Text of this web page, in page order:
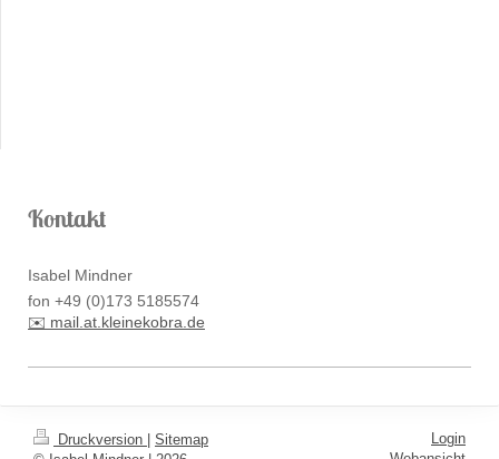
Kontakt
Isabel Mindner
fon +49 (0)173 5185574
✉️ mail.at.kleinekobra.de
Druckversion
Sitemap
Login